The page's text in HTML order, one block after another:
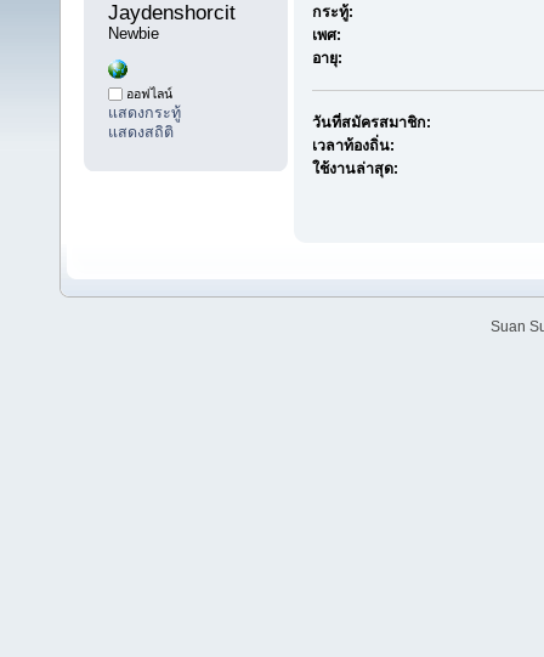
Jaydenshorcit
Newbie
ออฟไลน์
แสดงกระทู้
แสดงสถิติ
กระทู้:
เพศ:
อายุ:
วันที่สมัครสมาชิก:
เวลาท้องถิ่น:
ใช้งานล่าสุด:
Suan